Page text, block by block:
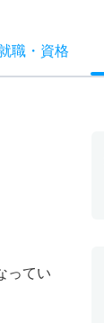
職・ 資格
ってい